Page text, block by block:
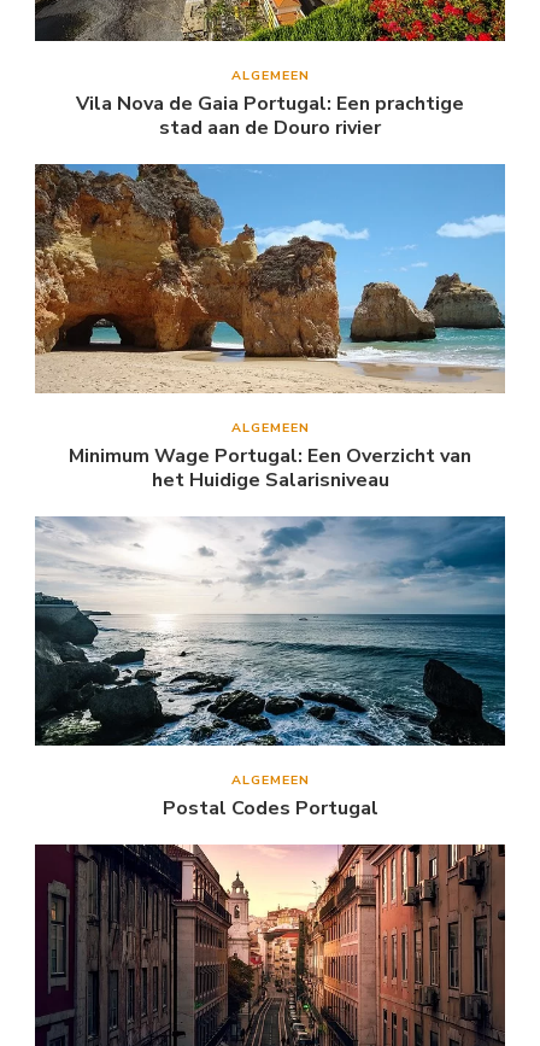
ALGEMEEN
Vila Nova de Gaia Portugal: Een prachtige
stad aan de Douro rivier
ALGEMEEN
Minimum Wage Portugal: Een Overzicht van
het Huidige Salarisniveau
ALGEMEEN
Postal Codes Portugal